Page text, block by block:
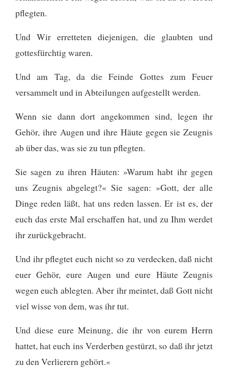
pflegten.
Und Wir erretteten diejenigen, die glaubten und
gottesfürchtig waren.
Und am Tag, da die Feinde Gottes zum Feuer
versammelt und in Abteilungen aufgestellt werden.
Wenn sie dann dort angekommen sind, legen ihr
Gehör, ihre Augen und ihre Häute gegen sie Zeugnis
ab über das, was sie zu tun pflegten.
Sie sagen zu ihren Häuten: »Warum habt ihr gegen
uns Zeugnis abgelegt?« Sie sagen: »Gott, der alle
Dinge reden läßt, hat uns reden lassen. Er ist es, der
euch das erste Mal erschaffen hat, und zu Ihm werdet
ihr zurückgebracht.
Und ihr pflegtet euch nicht so zu verdecken, daß nicht
euer Gehör, eure Augen und eure Häute Zeugnis
wegen euch ablegten. Aber ihr meintet, daß Gott nicht
viel wisse von dem, was ihr tut.
Und diese eure Meinung, die ihr von eurem Herrn
hattet, hat euch ins Verderben gestürzt, so daß ihr jetzt
zu den Verlierern gehört.«